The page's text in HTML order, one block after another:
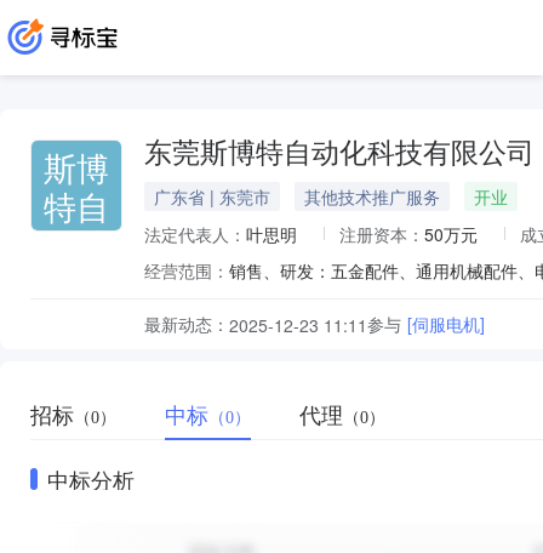
斯博
特自
东莞斯博特自动化科技有限公司
广东省 | 东莞市 其他技术推广服务
开业
法定代表人： 叶思明 注册资本： 50万元
成
经营范围：
最新动态： 2025-12-23 11:11参与 [伺服电机]
招标 （0） 中标 （0） 代理 （0）
中标分析